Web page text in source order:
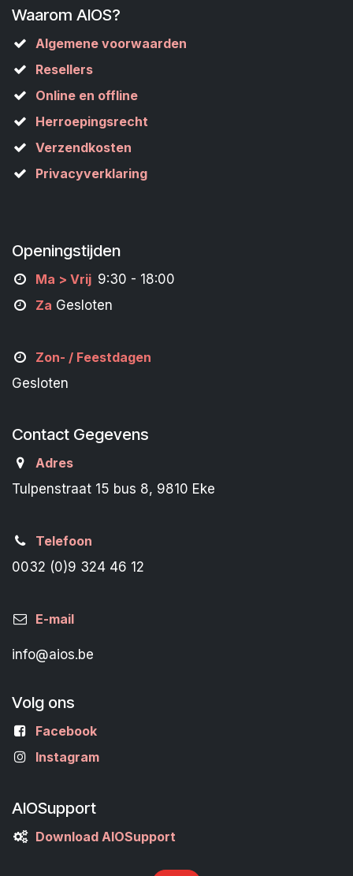
Waarom AIOS?
Algemene voorwaarden
Resellers
Online en offline
Herroepingsrecht
Verzendkosten
Privacyverklaring
Openingstijden
Ma > Vrij 9:30 - 18:00
Za Gesloten
Zon- / Feestdagen
Gesloten
Contact Gegevens
Adres
Tulpenstraat 15 bus 8, 9810 Eke
Telefoon
0032 (0)9 324 46 12
E-mail
info@aios.be
Volg ons
Facebook
Instagram
AIOSupport
Download AIOSupport